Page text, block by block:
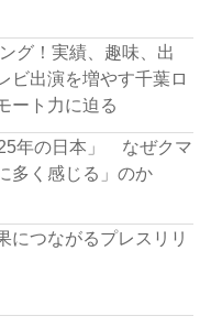
グ！実績、趣味、出
出演を増やす千葉ロ
ート力に迫る
年の日本」 なぜクマ
多く感じる」のか
につながるプレスリリ